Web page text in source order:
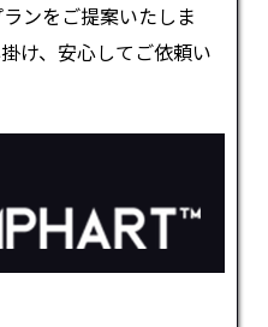
ンをご提案いたしま
け、安心してご依頼い